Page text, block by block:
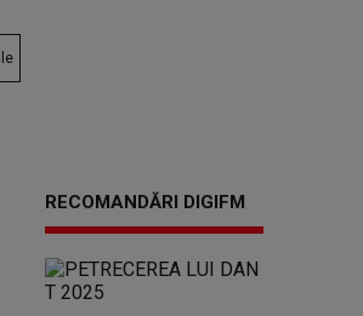
RECOMANDĂRI DIGIFM